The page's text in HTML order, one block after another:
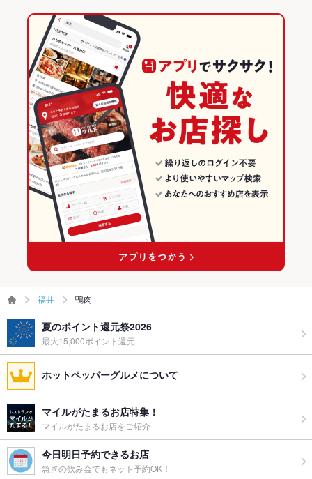
福井 鴨肉
夏のポイント還元祭2026
最大15,000ポイント還元
ホットペッパーグルメについて
マイルがたまるお店特集！
マイルがたまるお店をご紹介
今日明日予約できるお店
急ぎの飲み会でもネット予約OK！